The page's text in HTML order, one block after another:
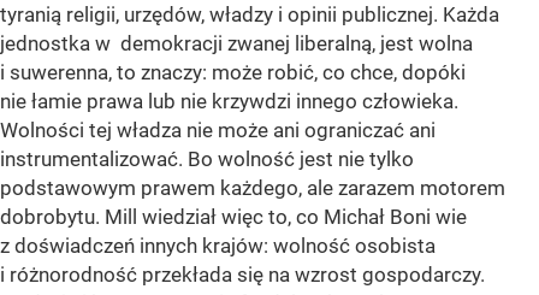
tyranią religii, urzędów, władzy i opinii publicznej. Każda
jednostka w demokracji zwanej liberalną, jest wolna
i suwerenna, to znaczy: może robić, co chce, dopóki
nie łamie prawa lub nie krzywdzi innego człowieka.
Wolności tej władza nie może ani ograniczać ani
instrumentalizować. Bo wolność jest nie tylko
podstawowym prawem każdego, ale zarazem motorem
dobrobytu. Mill wiedział więc to, co Michał Boni wie
z doświadczeń innych krajów: wolność osobista
i różnorodność przekłada się na wzrost gospodarczy.